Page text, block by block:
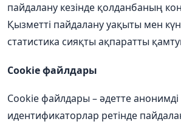
пайдалану кезінде қолданбаның
Қызметті пайдаланууақыты мен
статистика сияқты ақпаратты
Cookieфайлдары
Cookieфайлдары –әдеттеанонимді
идентификаторлар ретінде